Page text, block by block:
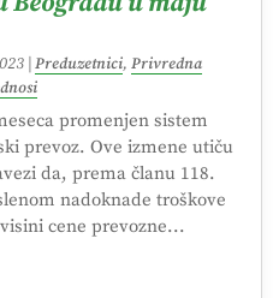
| Preduzetnici, Privredna
promenjen sistem
prevoz. Ove izmene utiču
da, prema članu 118.
nadoknade troškove
cene prevozne...